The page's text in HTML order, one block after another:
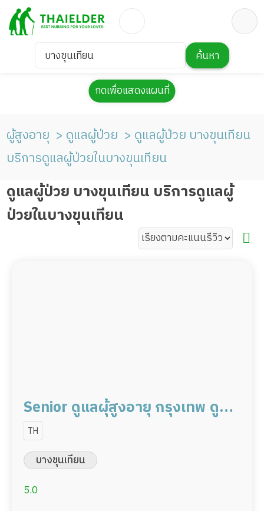
บางขุนเทียน ค้นหา
กดเพื่อแสดงแผนที่
ผู้สูงอายุ ดูแลผู้ป่วย
ดูแลผู้ป่วย บางขุนเทียน
บริการดูแลผู้ป่วยในบางขุนเทียน
ดูแลผู้ป่วย บางขุนเทียน บริการดูแลผู้
ป่วยในบางขุนเทียน
Senior ดูแลผุ้สูงอายุ กรุงเทพ ดูแล
ผู้ป่วย 18,000/เดือน มืออาชีพ
พร้อมดูแล
TH
บางขุนเทียน
5.0